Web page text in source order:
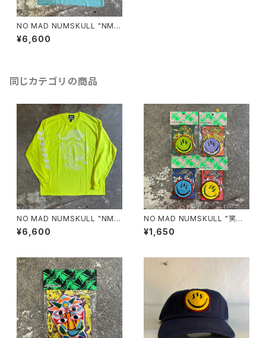
NO MAD NUMSKULL "NMN
×壊し屋 MULTI PRINT TANK
TOP"(SEAFORM.L)
¥6,600
同じカテゴリの商品
NO MAD NUMSKULL "NMN
MULTI PRINT L/T"(SAFETY
GREEN.XL)
¥6,600
NO MAD NUMSKULL "笑温
泉 FELT WAPPEN"
¥1,650